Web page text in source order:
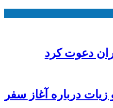
درباره آغاز سفر